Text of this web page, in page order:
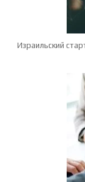
Израильский